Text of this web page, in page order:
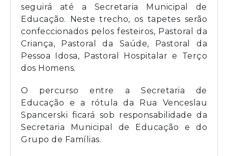
seguirá até a Secretaria Municipal de
Educação. Neste trecho, os tapetes serão
confeccionados pelos festeiros, Pastoral da
Criança, Pastoral da Saúde, Pastoral da
Pessoa Idosa, Pastoral Hospitalar e Terço
dos Homens.
O percurso entre a Secretaria de
Educação e a rótula da Rua Venceslau
Spancerski ficará sob responsabilidade da
Secretaria Municipal de Educação e do
Grupo de Famílias.